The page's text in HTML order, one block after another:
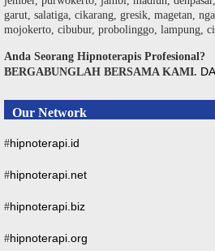
garut, salatiga, cikarang, gresik, magetan,
mojokerto, cibubur, probolinggo, lampung,
Anda Seorang Hipnoterapis Profesional?
BERGABUNGLAH BERSAMA KAMI.
Our Network
#hipnoterapi.id
#hipnoterapi.net
#hipnoterapi.biz
#hipnoterapi.org